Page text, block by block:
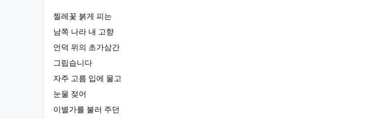
찔레꽃 붉게 피는
남쪽 나라 내 고향
언덕 위의 초가삼간
그립습니다
자주 고름 입에 물고
눈물 젖어
이별가를 불러 주던